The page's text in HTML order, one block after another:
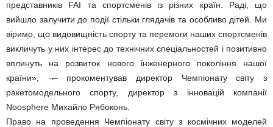
представників FAI та спортсменів із різних країн. Раді, що
вийшло залучити до події стільки глядачів та особливо дітей. Ми
віримо, що видовищнiсть спорту та перемоги наших спортсменів
викличуть у них інтерес до технічних спеціальностей і позитивно
вплинуть на розвиток нового інженерного покоління нашої
країни», ¬– прокоментував директор Чемпіонату світу з
ракетомодельного спорту, директор з інновацій компанії
Noosphere Михайло Рябоконь.
Право на проведення Чемпіонату світу з космічних моделей